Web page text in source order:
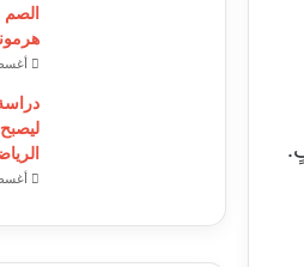
الصم
أغسطس
أغسطس